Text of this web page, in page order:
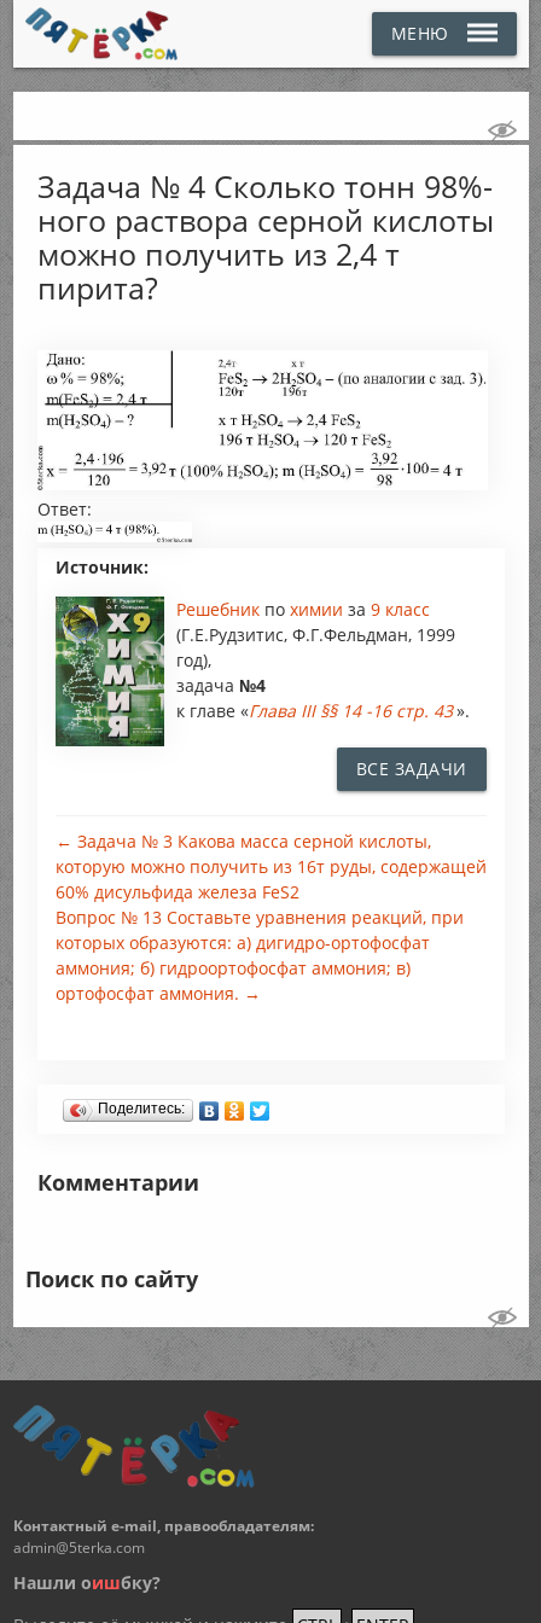
МЕНЮ
Задача № 4 Сколько тонн 98%-
ного раствора серной кислоты
можно получить из 2,4 т
пирита?
Ответ:
Источник:
Решебник по химии за 9 класс
(Г.Е.Рудзитис, Ф.Г.Фельдман, 1999
год),
задача №4
к главе «Глава III §§ 14 -16 стр. 43».
ВСЕ ЗАДАЧИ
← Задача № 3 Какова масса серной кислоты,
которую можно получить из 16т руды, содержащей
60% дисульфида железа FeS2
Вопрос № 13 Составьте уравнения реакций, при
которых образуются: а) дигидро-ортофосфат
аммония; б) гидроортофосфат аммония; в)
ортофосфат аммония. →
Поделитесь:
Комментарии
Поиск по сайту
Контактный e-mail, правообладателям:
admin@5terka.com
Нашли оишбку?